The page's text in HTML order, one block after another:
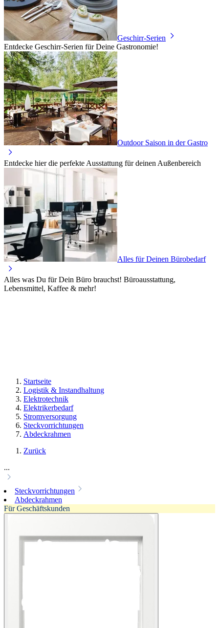
Geschirr-Serien
Entdecke Geschirr-Serien für Deine Gastronomie!
Outdoor Saison in der Gastro
Entdecke hier die perfekte Ausstattung für deinen Außenbereich
Alles für Deinen Bürobedarf
Alles was Du für Dein Büro brauchst! Büroausstattung,
Lebensmittel, Kaffee & mehr!
Startseite
Logistik & Instandhaltung
Elektrotechnik
Elektrikerbedarf
Stromversorgung
Steckvorrichtungen
Abdeckrahmen
Zurück
...
Steckvorrichtungen
Abdeckrahmen
Für Geschäftskunden